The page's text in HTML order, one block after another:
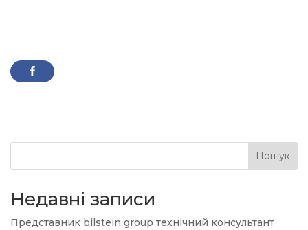
Пошук
Недавні записи
Представник bilstein group технічний консультант